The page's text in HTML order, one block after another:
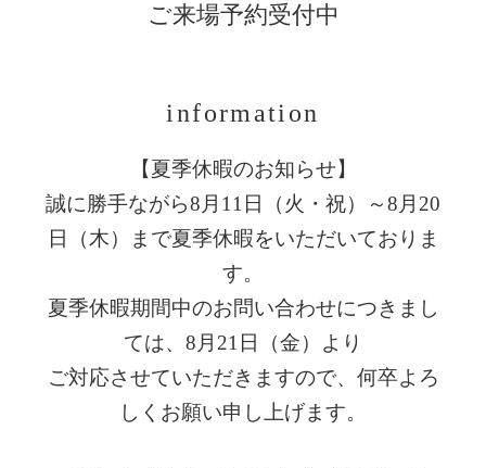
ご来場予約受付中
information
【夏季休暇のお知らせ】
誠に勝手ながら8月11日（火・祝）～8月20
日（木）まで夏季休暇をいただいておりま
す。
夏季休暇期間中のお問い合わせにつきまし
ては、8月21日（金）より
ご対応させていただきますので、何卒よろ
しくお願い申し上げます。